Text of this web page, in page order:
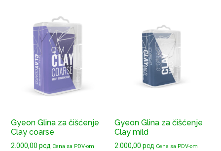
Gyeon Glina za čišćenje
Clay coarse
2.000,00рсд Cena sa PDV-om
Gyeon Glina za čišćenje
Clay mild
2.000,00рсд Cena sa PDV-om